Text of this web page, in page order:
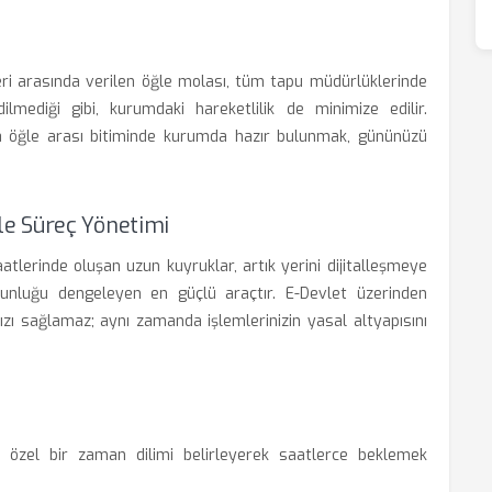
arasında verilen öğle molası, tüm tapu müdürlüklerinde
gibi, kurumdaki hareketlilik de minimize edilir.
arası bitiminde kurumda hazır bulunmak, gününüzü
Süreç Yönetimi
oluşan uzun kuyruklar, artık yerini dijitalleşmeye
dengeleyen en güçlü araçtır. E-Devlet üzerinden
sağlamaz; aynı zamanda işlemlerinizin yasal altyapısını
bir zaman dilimi belirleyerek saatlerce beklemek